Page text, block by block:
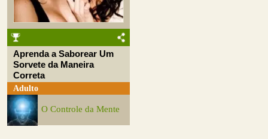
Aprenda a Saborear Um
Sorvete da Maneira
Correta
Adulto
O Controle da Mente